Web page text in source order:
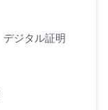
ジタル証明